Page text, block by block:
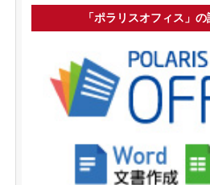
「ポラリスオフィス」